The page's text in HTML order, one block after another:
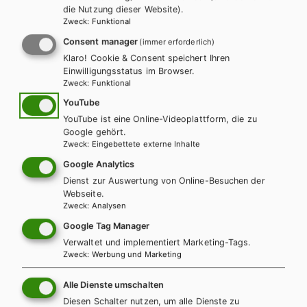
LEHRERSERVICE
Karin Ritz
+ 43 1 403 77 77 70
karin.ritz@hpt.at
LEHRERSERVICE
Elisabeth Gettinger
+ 43 1 403 77 77 164
elisabeth.gettinger@hpt.at
die Nutzung dieser Website).
Zweck: Funktional
Consent manager (immer erforderlich)
Klaro! Cookie & Consent speichert Ihren
Einwilligungsstatus im Browser.
Zweck: Funktional
YouTube
YouTube ist eine Online-Videoplattform, die zu
Google gehört.
Zweck: Eingebettete externe Inhalte
Google Analytics
Dienst zur Auswertung von Online-Besuchen der
Webseite.
Zweck: Analysen
Google Tag Manager
Verwaltet und implementiert Marketing-Tags.
Zweck: Werbung und Marketing
Alle Dienste umschalten
Diesen Schalter nutzen, um alle Dienste zu